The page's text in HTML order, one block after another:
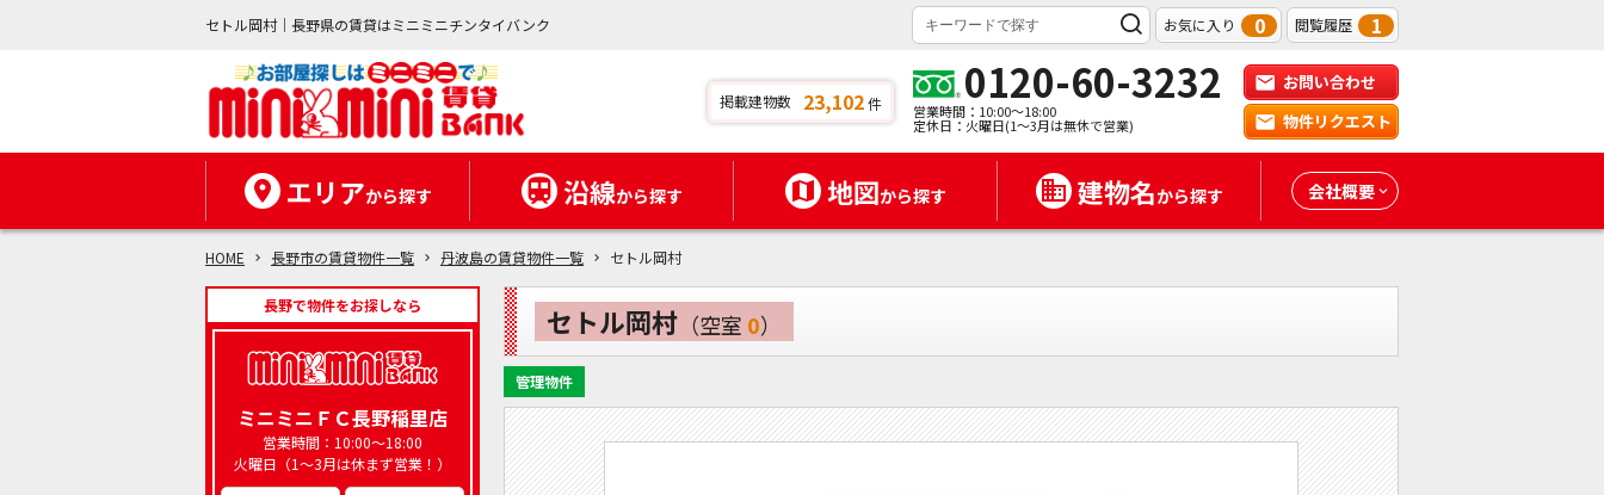
セトル岡村｜長野県の賃貸はミニミニチンタイバンク お気に入り 0 閲覧履歴 1
掲載建物数 23,102件 0120-60-3232
営業時間：10:00～18:00
定休日：火曜日(1～3月は無休で営業)
お問い合わせ
物件リクエスト
エリアから探す 沿線から探す 地図から探す 建物名から探す 会社概要
HOME 長野市の賃貸物件一覧 丹波島の賃貸物件一覧 セトル岡村
長野で物件をお探しなら
ミニミニＦＣ長野稲里店
営業時間：10:00～18:00
火曜日（1～3月は休まず営業！）
セトル岡村 （空室 0）
管理物件